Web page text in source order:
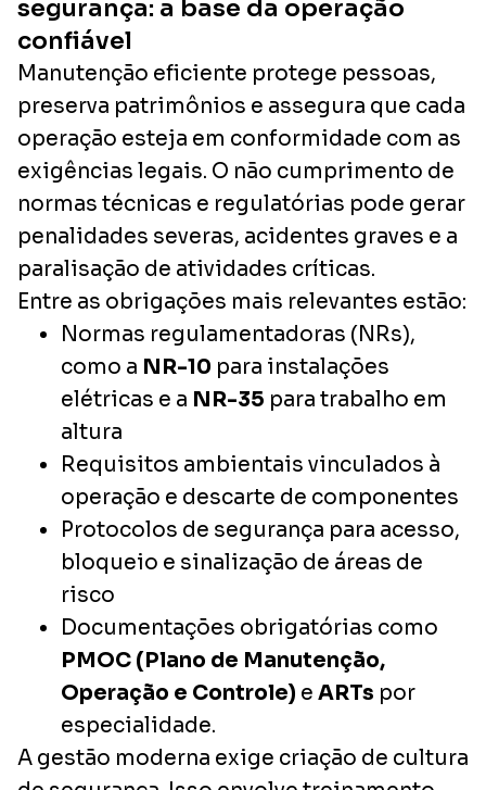
segurança: a base da operação
confiável
Manutenção eficiente protege pessoas,
preserva patrimônios e assegura que cada
operação esteja em conformidade com as
exigências legais. O não cumprimento de
normas técnicas e regulatórias pode gerar
penalidades severas, acidentes graves e a
paralisação de atividades críticas.
Entre as obrigações mais relevantes estão:
Normas regulamentadoras (NRs),
como a NR-10 para instalações
elétricas e a NR-35 para trabalho em
altura
Requisitos ambientais vinculados à
operação e descarte de componentes
Protocolos de segurança para acesso,
bloqueio e sinalização de áreas de
risco
Documentações obrigatórias como
PMOC (Plano de Manutenção,
Operação e Controle) e ARTs por
especialidade.
A gestão moderna exige criação de cultura